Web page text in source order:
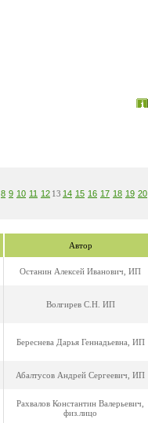
8 9 10 11 12 13 14 15 16 17 18 19 20
Автор
Останин Алексей Иванович, ИП
Волгирев С.Н. ИП
Береснева Дарья Геннадьевна, ИП
Абалтусов Андрей Сергеевич, ИП
Рахвалов Константин Валерьевич,
физ.лицо